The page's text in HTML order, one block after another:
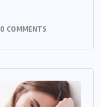
0 COMMENTS